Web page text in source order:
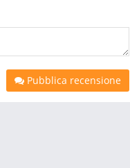
Pubblica recensione